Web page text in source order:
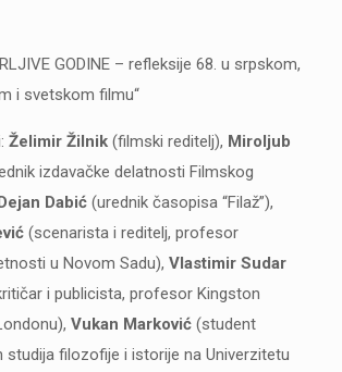
GODINE – refleksije 68. u srpskom,
i svetskom filmu“
Želimir Žilnik(filmski reditelj), Miroljub
izdavačke delatnosti Filmskog
Dejan Dabić(urednik časopisa “Filaž”),
(scenarista i reditelj, profesor
u Novom Sadu), Vlastimir Sudar
i publicista, profesor Kingston
Vukan Marković(student
studija filozofije i istorije na Univerzitetu